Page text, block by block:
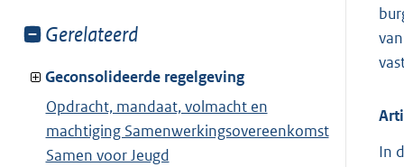
Toon
van:
Gerelateerd
Geconsolideerde regelgeving
Opdracht, mandaat, volmacht en
machtiging Samenwerkingsovereenkomst
Samen voor Jeugd
In